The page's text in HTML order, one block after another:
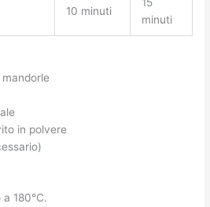
10 minuti
minuti
in polvere
180°C.